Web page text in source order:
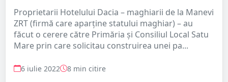
Proprietarii Hotelului Dacia – maghiarii de la Manevi
ZRT (firmă care aparține statului maghiar) – au
făcut o cerere către Primăria și Consiliul Local Satu
Mare prin care solicitau construirea unei pa...
6 iulie 2022 8 min citire